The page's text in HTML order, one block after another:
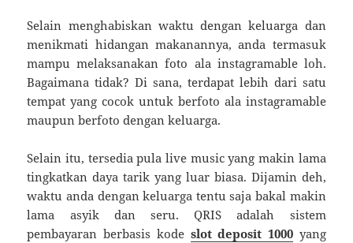
Selain menghabiskan waktu dengan keluarga dan
menikmati hidangan makanannya, anda termasuk
mampu melaksanakan foto ala instagramable loh.
Bagaimana tidak? Di sana, terdapat lebih dari satu
tempat yang cocok untuk berfoto ala instagramable
maupun berfoto dengan keluarga.
Selain itu, tersedia pula live music yang makin lama
tingkatkan daya tarik yang luar biasa. Dijamin deh,
waktu anda dengan keluarga tentu saja bakal makin
lama asyik dan seru. QRIS adalah sistem
pembayaran berbasis kode slot deposit 1000yang